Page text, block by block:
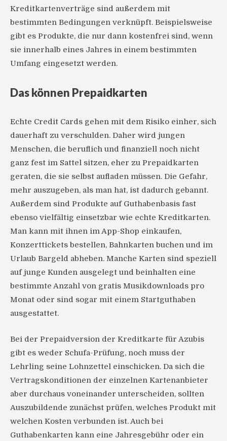
Kreditkartenverträge sind außerdem mit
bestimmten Bedingungen verknüpft. Beispielsweise
gibt es Produkte, die nur dann kostenfrei sind, wenn
sie innerhalb eines Jahres in einem bestimmten
Umfang eingesetzt werden.
Das können Prepaidkarten
Echte Credit Cards gehen mit dem Risiko einher, sich
dauerhaft zu verschulden. Daher wird jungen
Menschen, die beruflich und finanziell noch nicht
ganz fest im Sattel sitzen, eher zu Prepaidkarten
geraten, die sie selbst aufladen müssen. Die Gefahr,
mehr auszugeben, als man hat, ist dadurch gebannt.
Außerdem sind Produkte auf Guthabenbasis fast
ebenso vielfältig einsetzbar wie echte Kreditkarten.
Man kann mit ihnen im App-Shop einkaufen,
Konzerttickets bestellen, Bahnkarten buchen und im
Urlaub Bargeld abheben. Manche Karten sind speziell
auf junge Kunden ausgelegt und beinhalten eine
bestimmte Anzahl von gratis Musikdownloads pro
Monat oder sind sogar mit einem Startguthaben
ausgestattet.
Bei der Prepaidversion der Kreditkarte für Azubis
gibt es weder Schufa-Prüfung, noch muss der
Lehrling seine Lohnzettel einschicken. Da sich die
Vertragskonditionen der einzelnen Kartenanbieter
aber durchaus voneinander unterscheiden, sollten
Auszubildende zunächst prüfen, welches Produkt mit
welchen Kosten verbunden ist. Auch bei
Guthabenkarten kann eine Jahresgebühr oder ein